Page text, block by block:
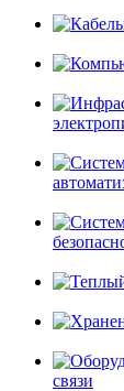
связи